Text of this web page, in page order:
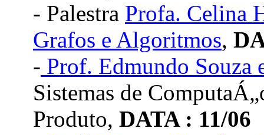
- Palestra Profa. Celina
Grafos e Algoritmos,
- Prof. Edmundo Souza
Sistemas de
Produto, DATA : 11/06